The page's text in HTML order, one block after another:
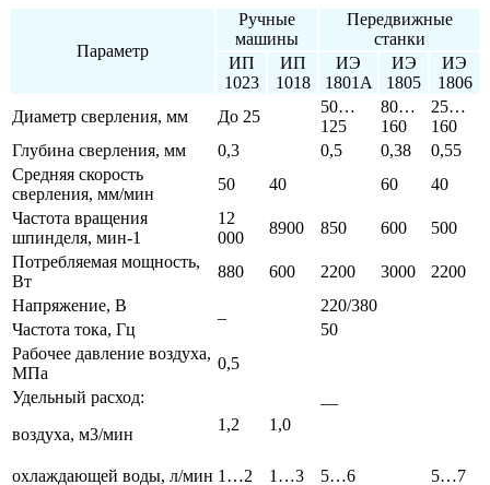
Параметр
Ручные
машины
Передвижные
станки
ИП
1023
ИП
1018
ИЭ
1801А
ИЭ
1805
ИЭ
1806
Диаметр сверления, мм
До 25
50…
125
80…
160
25…
160
Глубина сверления, мм
0,3 0,5 0,38
0,55
Средняя скорость
сверления, мм/мин
50 40 60
40
Частота вращения
шпинделя, мин-1
12
000
8900 850 600
500
Потребляемая мощность,
Вт
880 600 2200 3000
2200
Напряжение, В
–
220/380
Частота тока, Гц
50
Рабочее давление воздуха,
МПа
0,5
—
Удельный расход:
воздуха, м3/мин
1,2 1,0
охлаждающей воды, л/мин 1…2 1…3 5…6 5…7